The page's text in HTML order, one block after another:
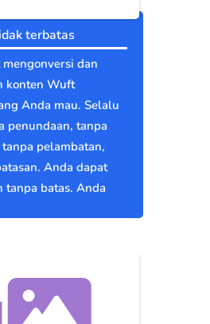
terbatas
dan
konten Wuft
Anda mau. Selalu
penundaan, tanpa
pelambatan,
Anda dapat
tanpa batas. Anda